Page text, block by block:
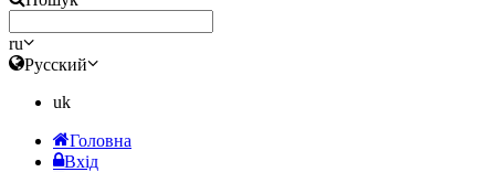
ru
Русский
uk
Головна
Вхід